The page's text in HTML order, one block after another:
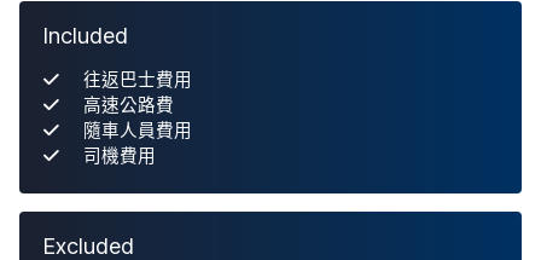
Included
往返巴士費用
高速公路費
隨車人員費用
司機費用
Excluded